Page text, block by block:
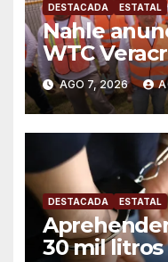
DESTACADA ESTATAL
Nahle
WTC
solución
AGO 7, 2026
DESTACADA ESTATAL
30 mil